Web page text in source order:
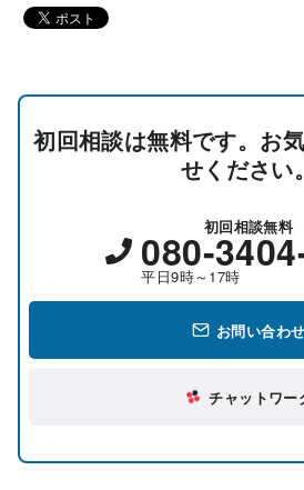
初回相談は無料です。お
せください。
初回相談無料
080-
平日9時～17時
お問い合わせ
チャットワー